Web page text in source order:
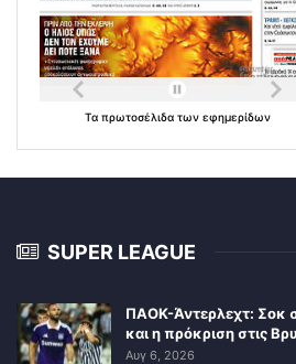
Τα πρωτοσέλιδα των εφημερίδων
SUPER LEAGUE
ΠΑΟΚ-Άντερλεχτ: Σοκ
και η πρόκριση στις
Αυγ 6, 2026